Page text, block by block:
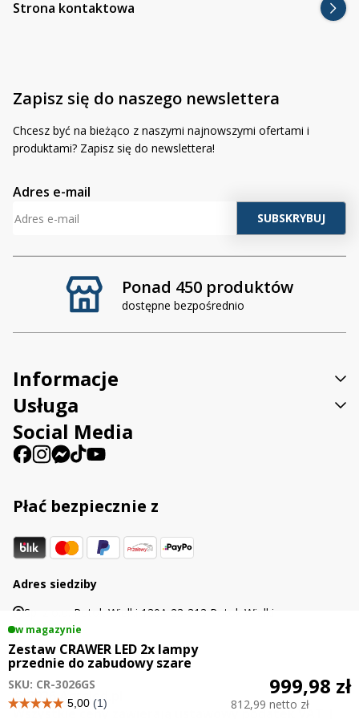
w magazynie
Zestaw CRAWER LED 2x lampy
przednie do zabudowy szare
SKU: CR-3026GS 999,98 zł
812,99 netto zł
Ponad 450 produktów
dostępne bezpośrednio
Strona kontaktowa
Zapisz się do naszego newslettera
Chcesz być na bieżąco z naszymi najnowszymi ofertami i
produktami? Zapisz się do newslettera!
Adres e-mail
Informacje
Usługa
Social Media
Płać bezpiecznie z
Adres siedziby
Sp. z o.o. Potok Wielki 130A 23-313 Potok Wielki
© 2026 Agraled.pl
Wszystkie ceny zawierają ustawowy podatek VAT |